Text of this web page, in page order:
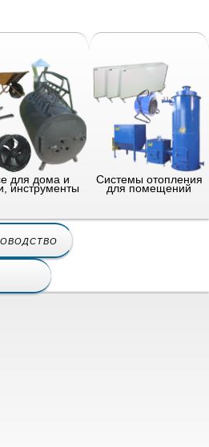
для дома и
инструменты
Системы отопления
для помещений